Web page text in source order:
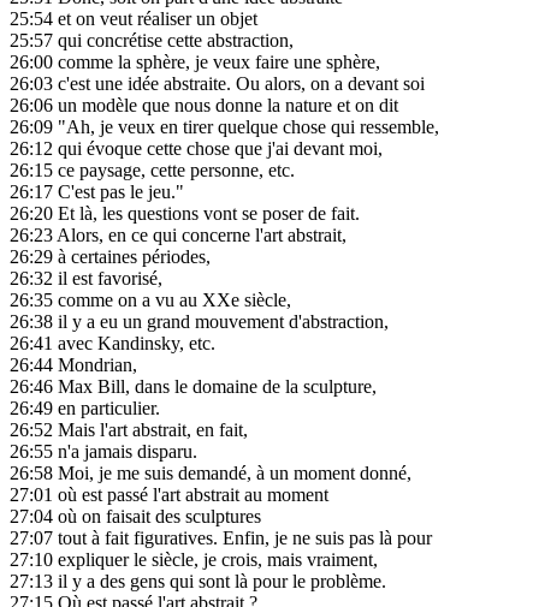
25:54 et on veut réaliser un objet
25:57 qui concrétise cette abstraction,
26:00 comme la sphère, je veux faire une sphère,
26:03 c'est une idée abstraite. Ou alors, on a devant soi
26:06 un modèle que nous donne la nature et on dit
26:09 "Ah, je veux en tirer quelque chose qui ressemble,
26:12 qui évoque cette chose que j'ai devant moi,
26:15 ce paysage, cette personne, etc.
26:17 C'est pas le jeu."
26:20 Et là, les questions vont se poser de fait.
26:23Alors, en ce qui concerne l'art abstrait,
26:29 à certaines périodes,
26:32 il est favorisé,
26:35 comme on a vu au XXe siècle,
26:38 il y a eu un grand mouvement d'abstraction,
26:41 avec Kandinsky, etc.
26:44 Mondrian,
26:46 Max Bill, dans le domaine de la sculpture,
26:49 en particulier.
26:52 Mais l'art abstrait, en fait,
26:55 n'a jamais disparu.
26:58 Moi, je me suis demandé, à un moment donné,
27:01 où est passé l'art abstrait au moment
27:04 où on faisait des sculptures
27:07 tout à fait figuratives. Enfin, je ne suis pas là pour
27:10 expliquer le siècle, je crois, mais vraiment,
27:13 il y a des gens qui sont là pour le problème.